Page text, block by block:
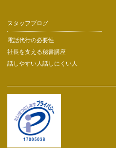
スタッフブログ
電話代行の必要性
社長を支える秘書講座
話しやすい人話しにくい人